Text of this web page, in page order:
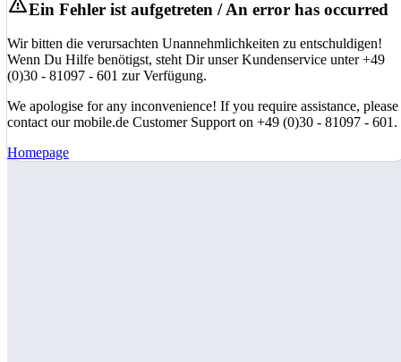
Ein Fehler ist aufgetreten / An error has occurred
Wir bitten die verursachten Unannehmlichkeiten zu entschuldigen!
Wenn Du Hilfe benötigst, steht Dir unser Kundenservice unter +49
(0)30 - 81097 - 601 zur Verfügung.
We apologise for any inconvenience! If you require assistance, please
contact our mobile.de Customer Support on +49 (0)30 - 81097 - 601.
Homepage